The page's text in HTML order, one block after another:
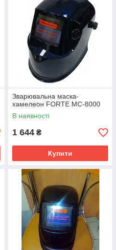
Зварювальна маска-
хамелеон FORTE МС-8000
В наявності
1 644 ₴
Купити